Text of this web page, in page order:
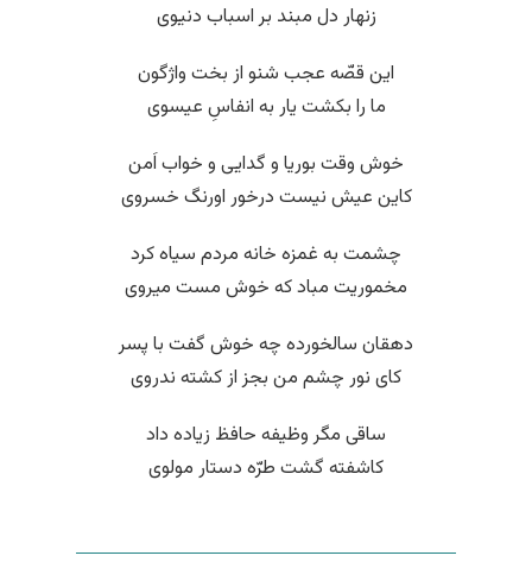
زنهار دل مبند بر اسباب دنیوی
این قصّه عجب شنو از بخت واژگون
ما را بکشت یار به انفاسِ عیسوی
خوش وقت بوریا و گدایی و خواب اَمن
کاین عیش نیست درخور اورنگ خسروی
چشمت به غمزه خانه مردم سیاه کرد
مخموریت مباد که خوش مست میروی
دهقان سالخورده چه خوش گفت با پسر
کای نور چشم من بجز از کشته ندروی
ساقی مگر وظیفه حافظ زیاده داد
کاشفته گشت طرّه دستار مولوی